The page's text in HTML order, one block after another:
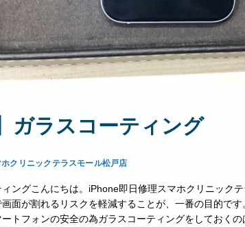
ガラスコーティング
ホクリニックテラスモール松戸店
ィングこんにちは。iPhone即日修理スマホクリニック
面が割れるリスクを軽減することが、一番の目的で
トフォンの安全の為ガラスコーティングをしておく